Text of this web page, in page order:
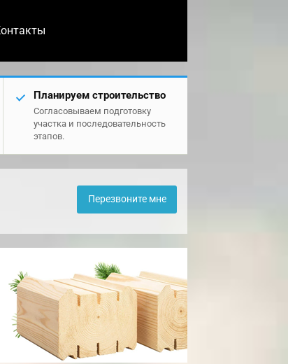
Планируем строительство
Согласовываем подготовку
участка и последовательность
этапов.
Перезвоните мне